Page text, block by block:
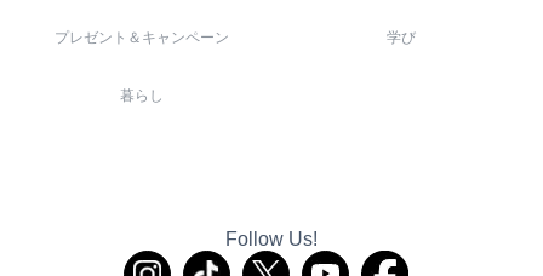
プレゼント＆キャンペーン 学び
暮らし
Follow Us!